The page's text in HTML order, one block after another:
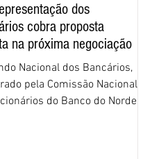
dos
cobra proposta
na próxima negociação
Nacional dos Bancários,
pela Comissão Nacional
do Banco do Nordeste